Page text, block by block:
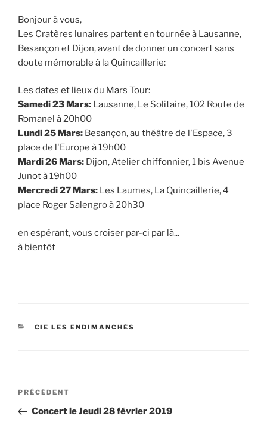
Bonjour à vous,
Les Cratères lunaires partent en tournée à Lausanne,
Besançon et Dijon, avant de donner un concert sans
doute mémorable à la Quincaillerie:
Les dates et lieux du Mars Tour:
Samedi 23 Mars: Lausanne, Le Solitaire, 102 Route de
Romanel à 20h00
Lundi 25 Mars: Besançon, au théâtre de l'Espace, 3
place de l'Europe à 19h00
Mardi 26 Mars: Dijon, Atelier chiffonnier, 1 bis Avenue
Junot à 19h00
Mercredi 27 Mars: Les Laumes, La Quincaillerie, 4
place Roger Salengro à 20h30
en espérant, vous croiser par-ci par là...
à bientôt
CATÉGORIES
CIE LES ENDIMANCHÉS
Navigation
l’article
Article
précédent
PRÉCÉDENT
Concert le Jeudi 28 février 2019